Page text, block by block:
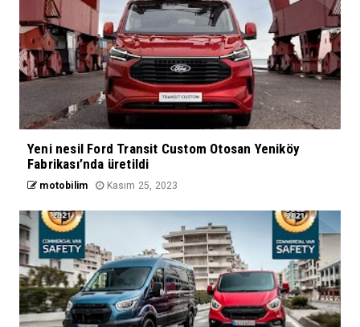
Yeni nesil Ford Transit Custom Otosan Yeniköy
Fabrikası’nda üretildi
motobilim Kasım 25, 2023